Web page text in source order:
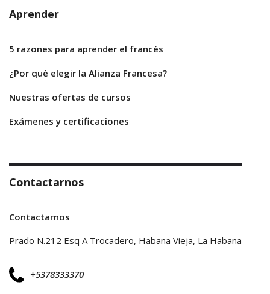
Aprender
5 razones para aprender el francés
¿Por qué elegir la Alianza Francesa?
Nuestras ofertas de cursos
Exámenes y certificaciones
Contactarnos
Contactarnos
Prado N.212 Esq A Trocadero, Habana Vieja, La Habana
+5378333370